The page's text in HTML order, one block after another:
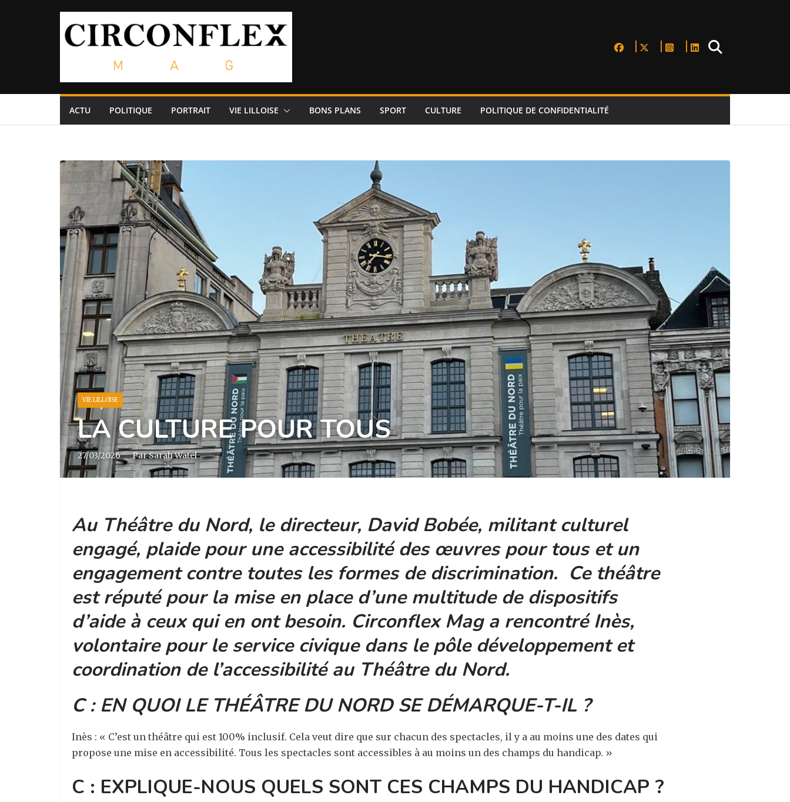
ACTU POLITIQUE PORTRAIT VIE LILLOISE BONS PLANS SPORT CULTURE POLITIQUE DE CONFIDENTIALITÉ
VIE LILLOISE
LA CULTURE POUR TOUS
27/03/2026 · Par Sarah Watel
Au Théâtre du Nord, le directeur, David Bobée, militant culturel
engagé, plaide pour une accessibilité des œuvres pour tous et un
engagement contre toutes les formes de discrimination. Ce théâtre
est réputé pour la mise en place d’une multitude de dispositifs
d’aide à ceux qui en ont besoin. Circonflex Mag a rencontré Inès,
volontaire pour le service civique dans le pôle développement et
coordination de l’accessibilité au Théâtre du Nord.
C : EN QUOI LE THÉÂTRE DU NORD SE DÉMARQUE-T-IL ?
Inès : « C’est un théâtre qui est 100% inclusif. Cela veut dire que sur chacun des spectacles, il y a au moins une des dates qui
propose une mise en accessibilité. Tous les spectacles sont accessibles à au moins un des champs du handicap. »
C : EXPLIQUE-NOUS QUELS SONT CES CHAMPS DU HANDICAP ?